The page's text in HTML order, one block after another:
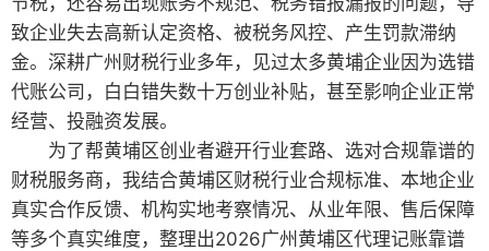
致企业失去高新认定资格、被税务风控、产生罚款滞纳
金。深耕广州财税行业多年，见过太多黄埔企业因为选错
代账公司，白白错失数十万创业补贴，甚至影响企业正常
经营、投融资发展。
为了帮黄埔区创业者避开行业套路、选对合规靠谱的
财税服务商，我结合黄埔区财税行业合规标准、本地企业
真实合作反馈、机构实地考察情况、从业年限、售后保障
等多个真实维度，整理出2026广州黄埔区代理记账靠谱